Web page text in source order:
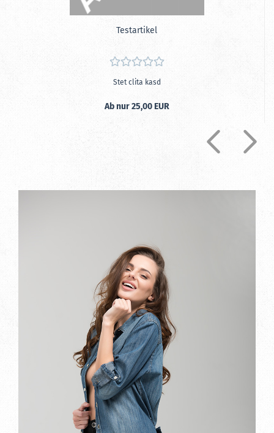
Te­st­ar­ti­kel
Stet clita kasd
Ab nur 25,00 EUR